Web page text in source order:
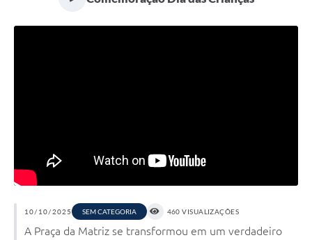
10/10/2025 SEM CATEGORIA 460 VISUALIZAÇÕES
A Praça da Matriz se transformou em um verdadeiro